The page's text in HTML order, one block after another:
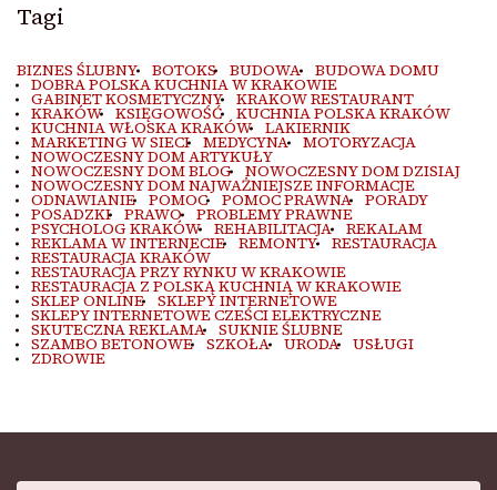
Tagi
BIZNES ŚLUBNY BOTOKS BUDOWA BUDOWA DOMU
DOBRA POLSKA KUCHNIA W KRAKOWIE
GABINET KOSMETYCZNY KRAKOW RESTAURANT
KRAKÓW KSIĘGOWOŚĆ KUCHNIA POLSKA KRAKÓW
KUCHNIA WŁOSKA KRAKÓW LAKIERNIK
MARKETING W SIECI MEDYCYNA MOTORYZACJA
NOWOCZESNY DOM ARTYKUŁY
NOWOCZESNY DOM BLOG NOWOCZESNY DOM DZISIAJ
NOWOCZESNY DOM NAJWAŻNIEJSZE INFORMACJE
ODNAWIANIE POMOC POMOC PRAWNA PORADY
POSADZKI PRAWO PROBLEMY PRAWNE
PSYCHOLOG KRAKÓW REHABILITACJA REKALAM
REKLAMA W INTERNECIE REMONTY RESTAURACJA
RESTAURACJA KRAKÓW
RESTAURACJA PRZY RYNKU W KRAKOWIE
RESTAURACJA Z POLSKĄ KUCHNIĄ W KRAKOWIE
SKLEP ONLINE SKLEPY INTERNETOWE
SKLEPY INTERNETOWE CZEŚCI ELEKTRYCZNE
SKUTECZNA REKLAMA SUKNIE ŚLUBNE
SZAMBO BETONOWE SZKOŁA URODA USŁUGI
ZDROWIE